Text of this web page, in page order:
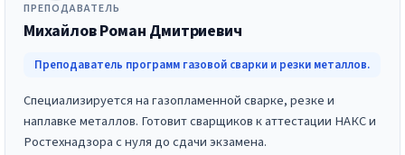
ПРЕПОДАВАТЕЛЬ
Михайлов Роман Дмитриевич
Преподаватель программ газовой сварки и резки металлов.
Специализируется на газопламенной сварке, резке и
наплавке металлов. Готовит сварщиков к аттестации НАКС и
Ростехнадзора с нуля до сдачи экзамена.